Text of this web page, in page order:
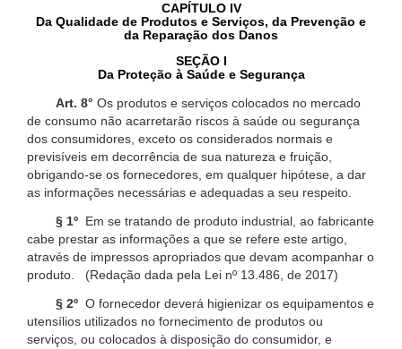
CAPÍTULO IV
Da Qualidade de Produtos e Serviços, da Prevenção e
da Reparação dos Danos
SEÇÃO I
Da Proteção à Saúde e Segurança
Art. 8° Os produtos e serviços colocados no mercado
de consumo não acarretarão riscos à saúde ou segurança
dos consumidores, exceto os considerados normais e
previsíveis em decorrência de sua natureza e fruição,
obrigando-se os fornecedores, em qualquer hipótese, a dar
as informações necessárias e adequadas a seu respeito.
§ 1º Em se tratando de produto industrial, ao fabricante
cabe prestar as informações a que se refere este artigo,
através de impressos apropriados que devam acompanhar o
produto. (Redação dada pela Lei nº 13.486, de 2017)
§ 2º O fornecedor deverá higienizar os equipamentos e
utensílios utilizados no fornecimento de produtos ou
serviços, ou colocados à disposição do consumidor, e